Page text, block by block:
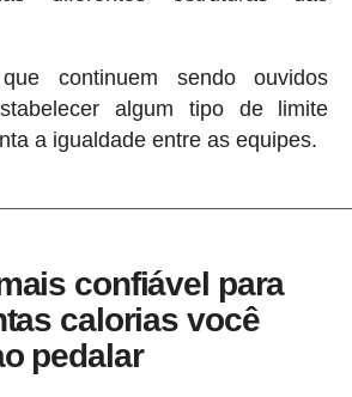
continuem sendo ouvidos
algum tipo de limite
a igualdade entre as equipes.
confiável para
calorias você
pedalar